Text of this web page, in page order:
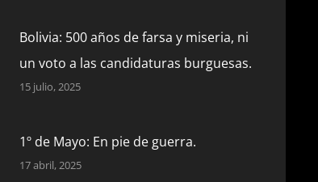
Bolivia: 500 años de farsa y miseria, ni
un voto a las candidaturas burguesas.
15 julio, 2025
1º de Mayo: En pie de guerra.
17 abril, 2025